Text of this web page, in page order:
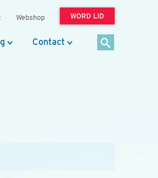
Webshop WORD LID
Contact